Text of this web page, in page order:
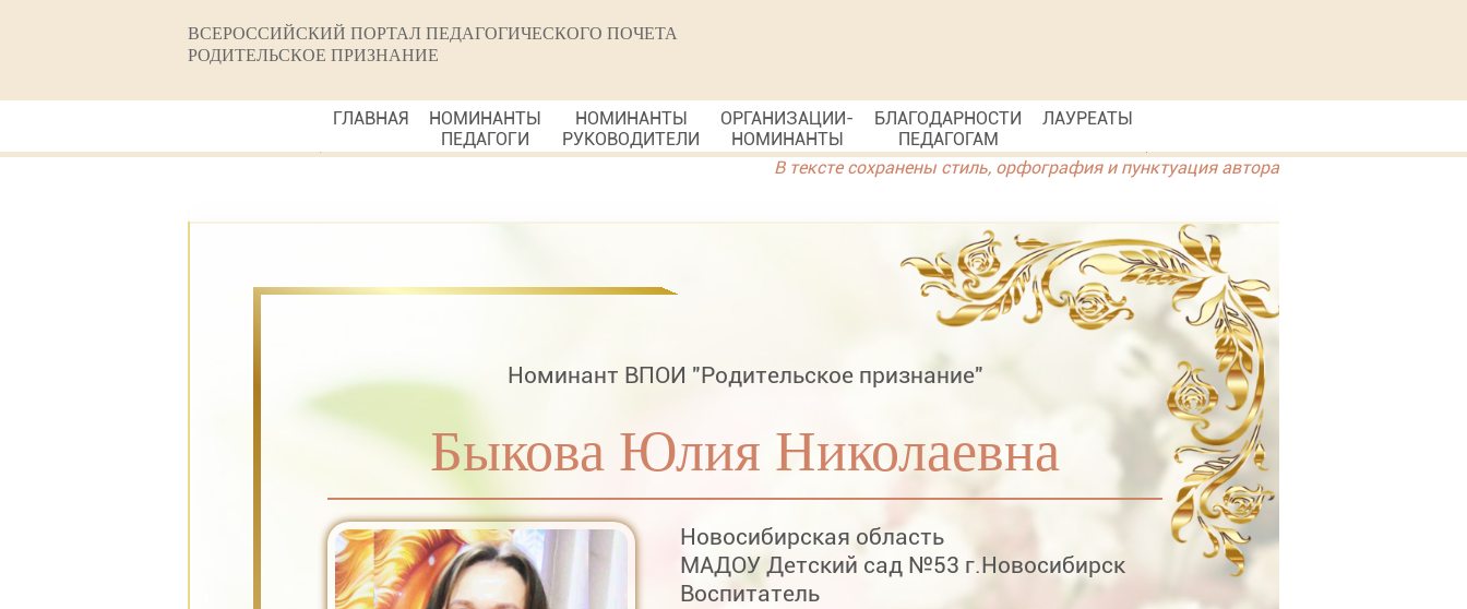
ВСЕРОССИЙСКИЙ ПОРТАЛ ПЕДАГОГИЧЕСКОГО ПОЧЕТА
РОДИТЕЛЬСКОЕ ПРИЗНАНИЕ
ГЛАВНАЯ
НОМИНАНТЫ
ПЕДАГОГИ
НОМИНАНТЫ
РУКОВОДИТЕЛИ
ОРГАНИЗАЦИИ-
НОМИНАНТЫ
БЛАГОДАРНОСТИ
ПЕДАГОГАМ
ЛАУРЕАТЫ
В тексте сохранены стиль, орфография и пунктуация автора
Номинант ВПОИ "Родительское признание"
Быкова Юлия Николаевна
Новосибирская область
МАДОУ Детский сад №53 г.Новосибирск
Воспитатель